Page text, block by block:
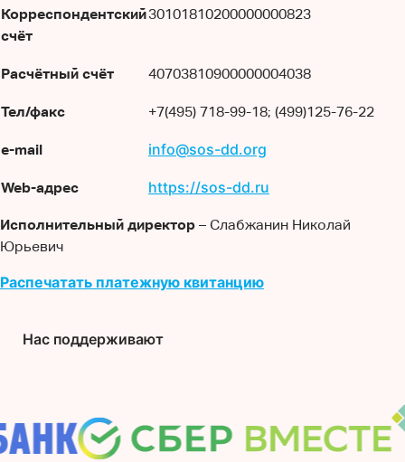
Корреспондентский
счёт
30101810200000000823
Расчётный счёт 40703810900000004038
Тел/факс +7(495) 718-99-18; (499)125-76-22
e-mail info@sos-dd.org
Web-адрес https://sos-dd.ru
Исполнительный директор – Слабжанин Николай
Юрьевич
Распечатать платежную квитанцию
Нас поддерживают